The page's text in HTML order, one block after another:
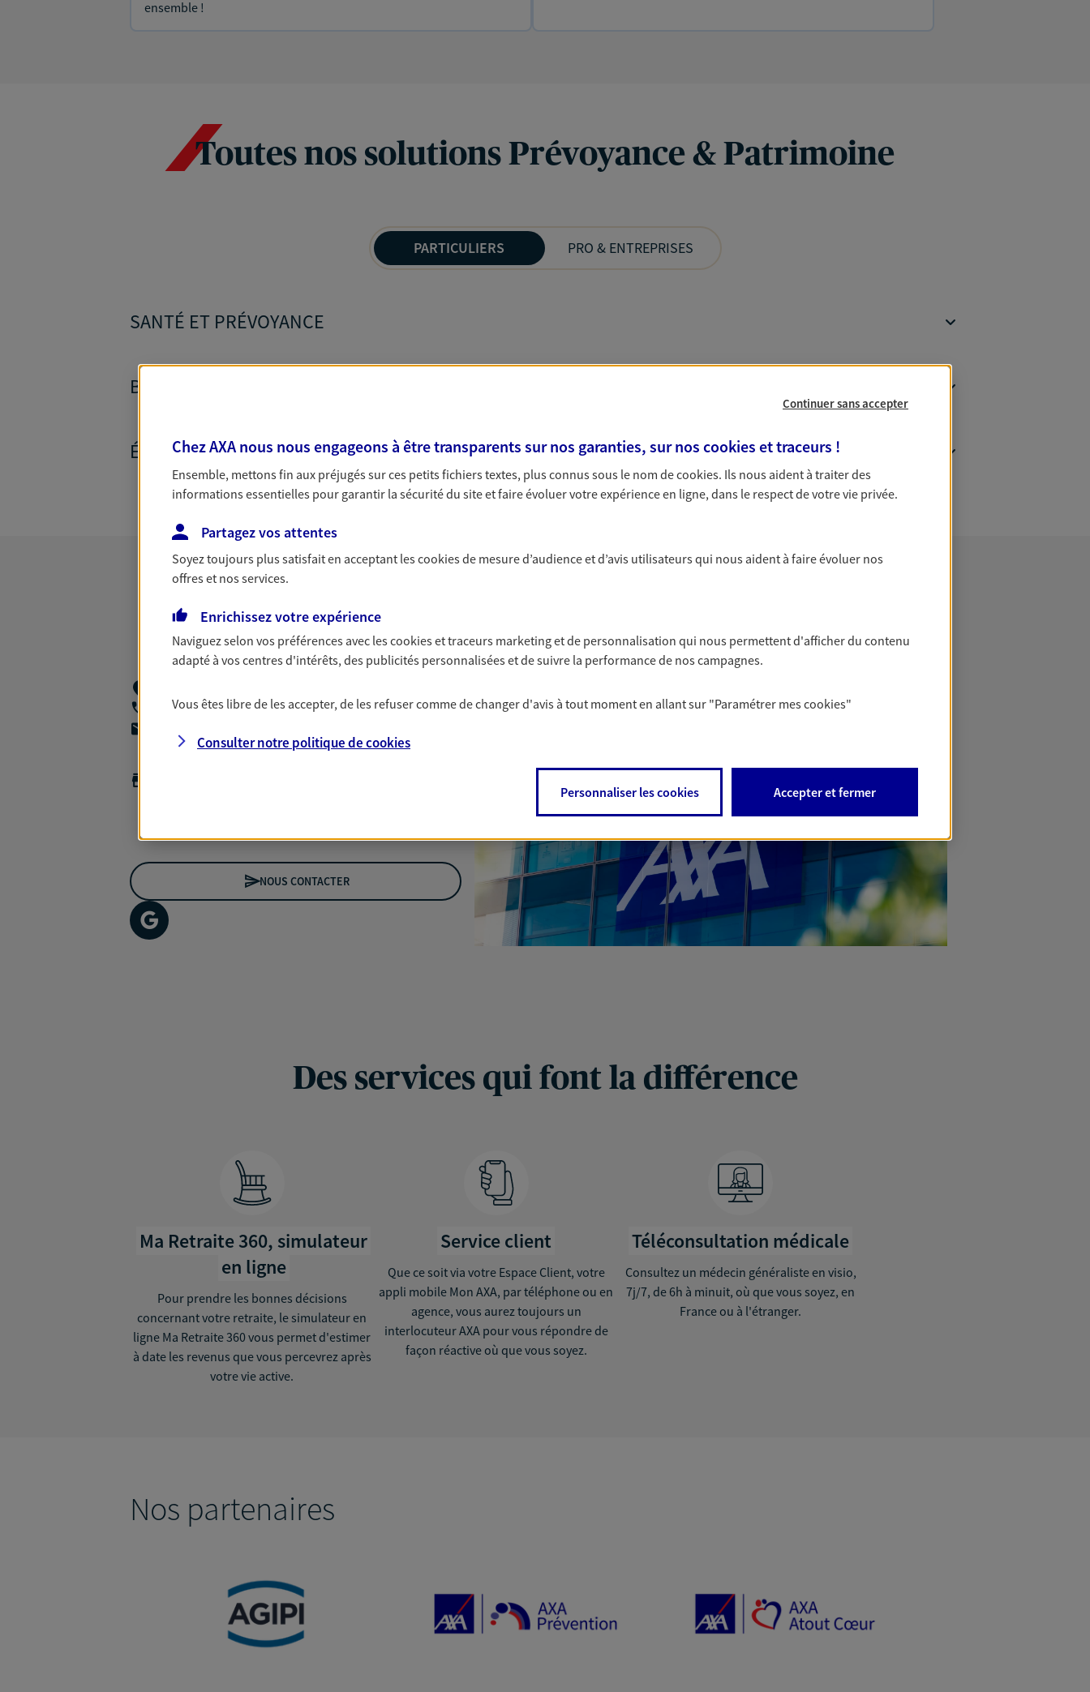
ensemble !
Toutes nos solutions Prévoyance & Patrimoine
PARTICULIERS PRO & ENTREPRISES
SANTÉ ET PRÉVOYANCE
BANQUE ET CRÉDITS
ÉPARGNE ET RETRAITE
06 07 45 79 43
NOUS CONTACTER
Des services qui font la différence
Ma Retraite 360, simulateur
en ligne
Pour prendre les bonnes décisions
concernant votre retraite, le simulateur en
ligne Ma Retraite 360 vous permet d'estimer
à date les revenus que vous percevrez après
votre vie active.
Service client
Que ce soit via votre Espace Client, votre
appli mobile Mon AXA, par téléphone ou en
agence, vous aurez toujours un
interlocuteur AXA pour vous répondre de
façon réactive où que vous soyez.
Téléconsultation médicale
Consultez un médecin généraliste en visio,
7j/7, de 6h à minuit, où que vous soyez, en
France ou à l'étranger.
Nos partenaires
Continuer sans accepter
Chez AXA nous nous engageons à être transparents sur nos garanties, sur nos cookies et traceurs !
Ensemble, mettons fin aux préjugés sur ces petits fichiers textes, plus connus sous le nom decookies. Ils nous aident à traiter des
informations essentielles pour garantir la sécurité du site et faire évoluer votre expérience en ligne, dans le respect de votre vie privée.
Partagez vos attentes
Soyez toujours plus satisfait en acceptant lescookiesde mesure d’audience et d’avis utilisateurs qui nous aident à faire évoluer nos
offres et nos services.
Enrichissez votre expérience
Naviguez selon vos préférences avec lescookies et traceurs marketing et de personnalisation qui nous permettent d'afficher du contenu
adapté à vos centres d'intérêts, des publicités personnalisées et de suivre la performance de nos campagnes.
Vous êtes libre de les accepter, de les refuser comme de changer d'avis à tout moment en allant sur "Paramétrer mescookies"
Consulter notre politique decookies
Personnaliser les cookies Accepter et fermer